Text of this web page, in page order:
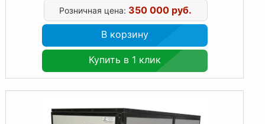
Розничная цена: 350 000 руб.
В корзину
Купить в 1 клик